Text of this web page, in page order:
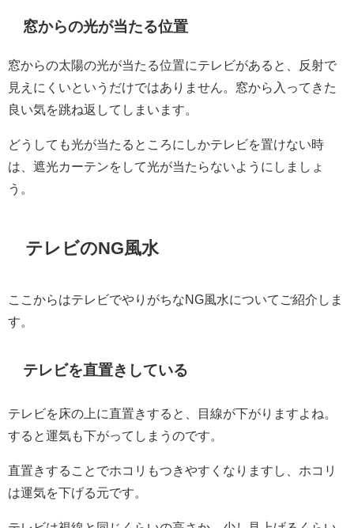
窓からの光が当たる位置
窓からの太陽の光が当たる位置にテレビがあると、反射で
見えにくいというだけではありません。窓から入ってきた
良い気を跳ね返してしまいます。
どうしても光が当たるところにしかテレビを置けない時
は、遮光カーテンをして光が当たらないようにしましょ
う。
テレビのNG風水
ここからはテレビでやりがちなNG風水についてご紹介しま
す。
テレビを直置きしている
テレビを床の上に直置きすると、目線が下がりますよね。
すると運気も下がってしまうのです。
直置きすることでホコリもつきやすくなりますし、ホコリ
は運気を下げる元です。